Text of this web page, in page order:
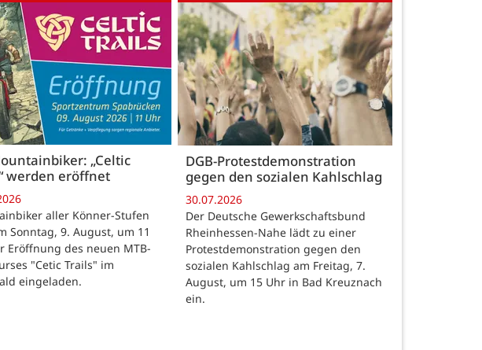
„Celtic
werden eröffnet
aller Könner-Stufen
Sonntag, 9. August, um 11
Eröffnung des neuen MTB-
"Cetic Trails" im
eingeladen.
DGB-Protestdemonstration
gegen den sozialen Kahlschlag
30.07.2026
Der Deutsche Gewerkschaftsbund
Rheinhessen-Nahe lädt zu einer
Protestdemonstration gegen den
sozialen Kahlschlag am Freitag, 7.
August, um 15 Uhr in Bad Kreuznach
ein.